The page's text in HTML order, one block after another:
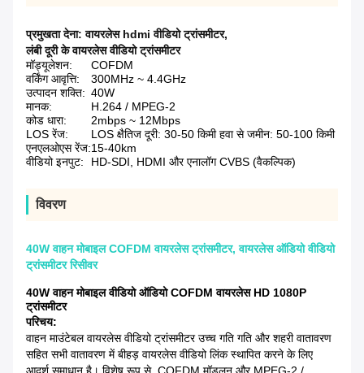
प्रमुखता देना:वायरलेस hdmi वीडियो ट्रांसमीटर,
लंबी दूरी के वायरलेस वीडियो ट्रांसमीटर
मॉड्यूलेशन:
COFDM
वर्किंग आवृत्ति:
300MHz ~ 4.4GHz
उत्पादन शक्ति: 40W
मानक:
H.264 / MPEG-2
कोड धारा:
2mbps ~ 12Mbps
LOS रेंज:
LOS क्षैतिज दूरी: 30-50 किमी हवा से जमीन: 50-100 किमी
एनएलओएस रेंज:15-40km
वीडियो इनपुट:
HD-SDI, HDMI और एनालॉग CVBS (वैकल्पिक)
विवरण
40W वाहन मोबाइल COFDM वायरलेस ट्रांसमीटर, वायरलेस ऑडियो वीडियो
ट्रांसमीटर रिसीवर
40W वाहन मोबाइल वीडियो ऑडियो COFDM वायरलेस HD 1080P
ट्रांसमीटर
परिचय:
वाहन माउंटेबल वायरलेस वीडियो ट्रांसमीटर उच्च गति गति और शहरी वातावरण
सहित सभी वातावरण में बीहड़ वायरलेस वीडियो लिंक स्थापित करने के लिए